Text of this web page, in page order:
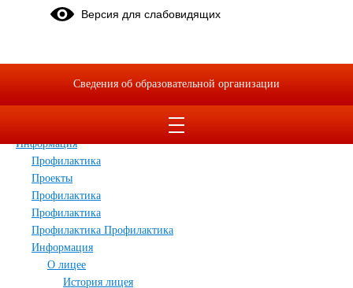
Обращения граждан
Дополнительные сведения
Информация
Профилактика
Проекты
Профилактика
Профилактика
Профилактика Профилактика
Информация
О лицее
История лицея
Версия для слабовидящих
Сведения об образовательной организации